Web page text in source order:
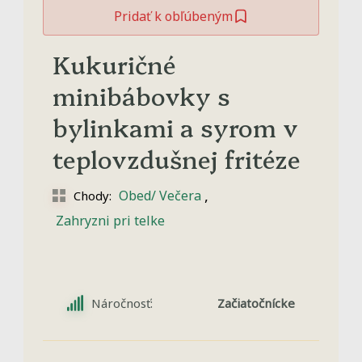
Pridať k obľúbeným
Kukuričné
minibábovky s
bylinkami a syrom v
teplovzdušnej fritéze
Chody: Obed/ Večera ,
Zahryzni pri telke
Náročnosť: Začiatočnícke